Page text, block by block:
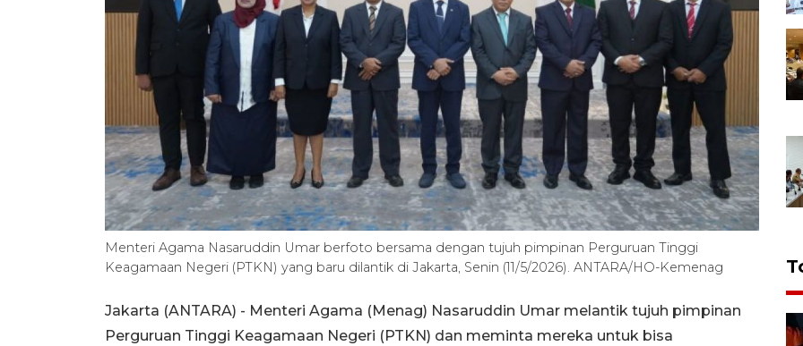
Menteri Agama Nasaruddin Umar berfoto bersama dengan tujuh pimpinan Perguruan Tinggi
Keagamaan Negeri (PTKN) yang baru dilantik di Jakarta, Senin (11/5/2026). ANTARA/HO-Kemenag
Jakarta (ANTARA) - Menteri Agama (Menag) Nasaruddin Umar melantik tujuh pimpinan
Perguruan Tinggi Keagamaan Negeri (PTKN) dan meminta mereka untuk bisa